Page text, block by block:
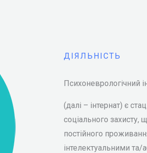
ДІЯЛЬНІСТЬ
Психоневрологічний
(далі – інтернат) є
соціального захисту,
постійного
інтелектуальними